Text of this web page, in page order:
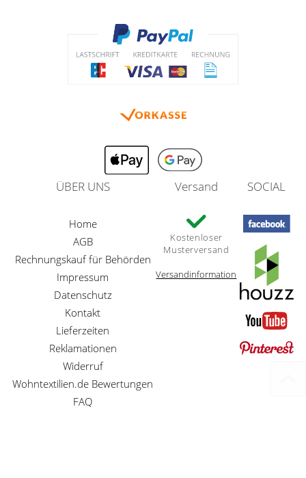
ÜBER UNS
Home
AGB
Rechnungskauf für Behörden
Impressum
Datenschutz
Kontakt
Lieferzeiten
Reklamationen
Widerruf
Wohntextilien.de Bewertungen
FAQ
Versand
Kostenloser
Musterversand
Versandinformation
SOCIAL